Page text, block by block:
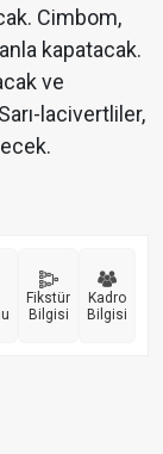
Cimbom,
kapatacak.
ve
lacivertliler,
Fikstür
Bilgisi
Kadro
Bilgisi